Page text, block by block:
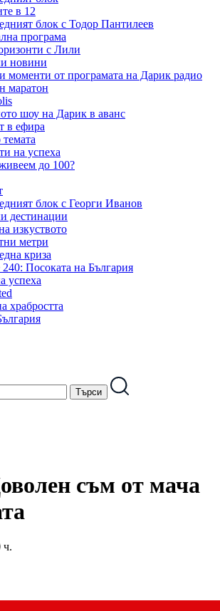
в 12
блок с Тодор Пантилеев
програма
с Лили
новини
моменти от програмата на Дарик радио
маратон
шоу на Дарик в аванс
в ефира
на успеха
до 100?
блок с Георги Иванов
дестинации
изкуството
метри
криза
Посоката на България
успеха
храбростта
съм от мача
ч.